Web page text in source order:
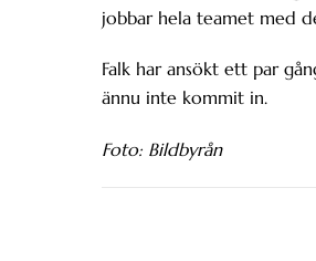
jobbar hela teamet med
Falk har ansökt ett par
ännu inte kommit in.
Foto: Bildbyrån